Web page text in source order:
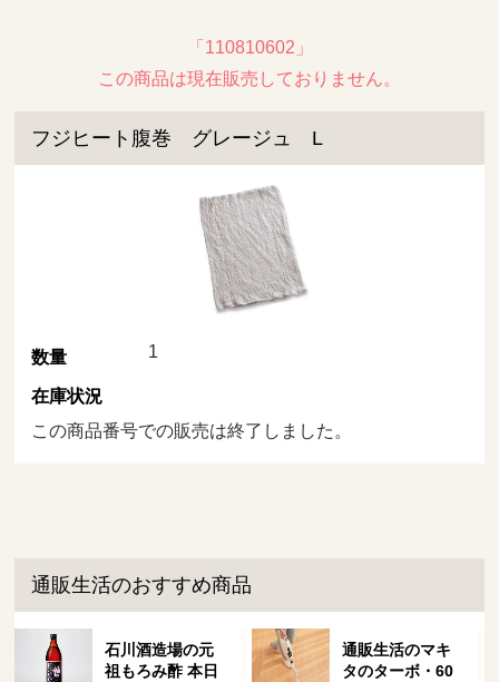
「110810602」
この商品は現在販売しておりません。
フジヒート腹巻 グレージュ L
数量 1
在庫状況
この商品番号での販売は終了しました。
通販生活のおすすめ商品
石川酒造場の元
祖もろみ酢 本日
通販生活のマキ
タのターボ・60